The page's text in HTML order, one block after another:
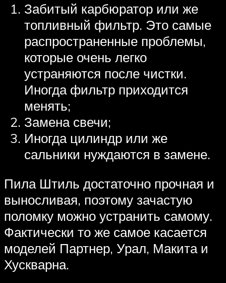
Забитый карбюратор или же
топливный фильтр. Это самые
распространенные проблемы,
которые очень легко
устраняются после чистки.
Иногда фильтр приходится
менять;
Замена свечи;
Иногда цилиндр или же
сальники нуждаются в замене.
Пила Штиль достаточно прочная и
выносливая, поэтому зачастую
поломку можно устранить самому.
Фактически то же самое касается
моделей Партнер, Урал, Макита и
Хускварна.